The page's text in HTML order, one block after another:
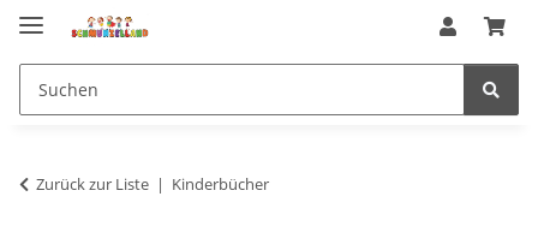
Zurück zur Liste Kinderbücher